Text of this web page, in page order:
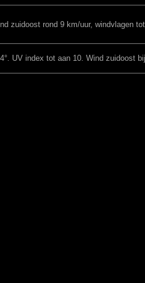
zuidoost rond 9 km/uur, windvlagen
UV index tot aan 10. Wind zuidoost